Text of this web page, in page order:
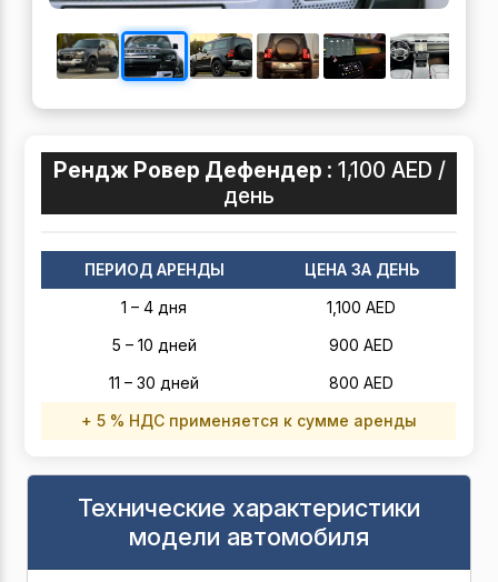
Рендж Ровер Дефендер : 1,100 AED /
день
ПЕРИОД АРЕНДЫ
ЦЕНА ЗА ДЕНЬ
1 – 4 дня
1,100 AED
5 – 10 дней
900 AED
11 – 30 дней
800 AED
+ 5 % НДС применяется к сумме аренды
Технические характеристики
модели автомобиля